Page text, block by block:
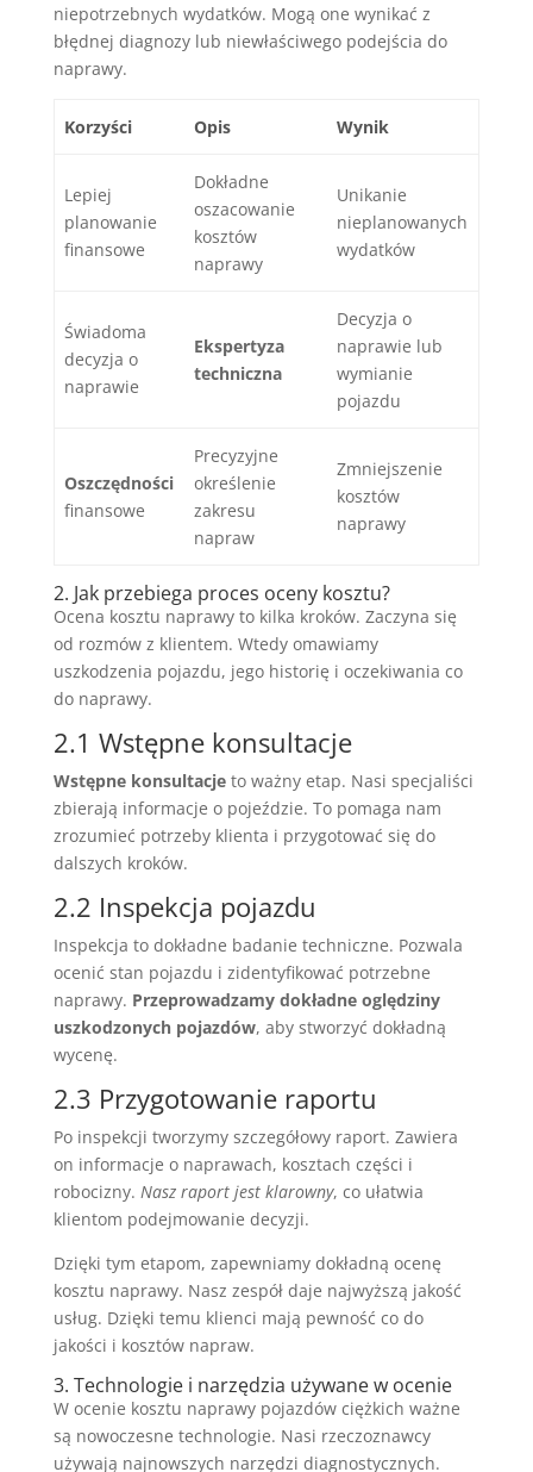
niepotrzebnych wydatków. Mogą one wynikać z
błędnej diagnozy lub niewłaściwego podejścia do
naprawy.
Korzyści Opis Wynik
Lepiej
planowanie
finansowe
Dokładne
oszacowanie
kosztów
naprawy
Unikanie
nieplanowanych
wydatków
Świadoma
decyzja o
naprawie
Ekspertyza
techniczna
Decyzja o
naprawie lub
wymianie
pojazdu
Oszczędności
finansowe
Precyzyjne
określenie
zakresu
napraw
Zmniejszenie
kosztów
naprawy
2. Jak przebiega proces oceny kosztu?
Ocena kosztu naprawy to kilka kroków. Zaczyna się
od rozmów z klientem. Wtedy omawiamy
uszkodzenia pojazdu, jego historię i oczekiwania co
do naprawy.
2.1 Wstępne konsultacje
Wstępne konsultacjeto ważny etap. Nasi specjaliści
zbierają informacje o pojeździe. To pomaga nam
zrozumieć potrzeby klienta i przygotować się do
dalszych kroków.
2.2 Inspekcja pojazdu
Inspekcja to dokładne badanie techniczne. Pozwala
ocenić stan pojazdu i zidentyfikować potrzebne
naprawy. Przeprowadzamy dokładne oględziny
uszkodzonych pojazdów, aby stworzyć dokładną
wycenę.
2.3 Przygotowanie raportu
Po inspekcji tworzymy szczegółowy raport. Zawiera
on informacje o naprawach, kosztach części i
robocizny. Nasz raport jest klarowny, co ułatwia
klientom podejmowanie decyzji.
Dzięki tym etapom, zapewniamy dokładną ocenę
kosztu naprawy. Nasz zespół daje najwyższą jakość
usług. Dzięki temu klienci mają pewność co do
jakości i kosztów napraw.
3. Technologie i narzędzia używane w ocenie
W ocenie kosztu naprawy pojazdów ciężkich ważne
są nowoczesne technologie. Nasi rzeczoznawcy
używają najnowszych narzędzi diagnostycznych.